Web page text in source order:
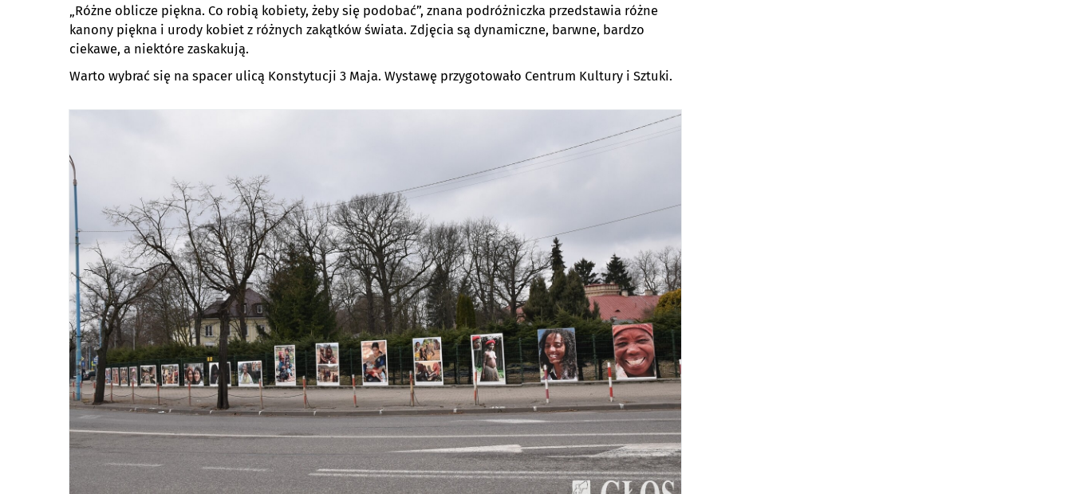
„Różne oblicze piękna. Co robią kobiety, żeby się podobać”, znana podróżniczka przedstawia różne
kanony piękna i urody kobiet z różnych zakątków świata. Zdjęcia są dynamiczne, barwne, bardzo
ciekawe, a niektóre zaskakują.
Warto wybrać się na spacer ulicą Konstytucji 3 Maja. Wystawę przygotowało Centrum Kultury i Sztuki.